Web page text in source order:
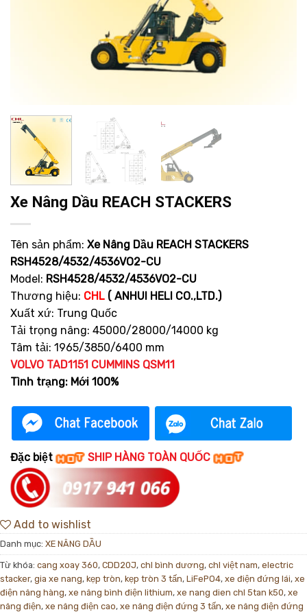
Xe Nâng Dầu REACH STACKERS
Tên sản phẩm: Xe Nâng Dầu REACH STACKERS
RSH4528/4532/4536VO2-CU
Model: RSH4528/4532/4536VO2-CU
Thương hiệu: CHL ( ANHUI HELI CO.,LTD.)
Xuất xứ: Trung Quốc
Tải trọng nâng: 45000/28000/14000 kg
Tâm tải: 1965/3850/6400 mm
VOLVO TAD1151 CUMMINS QSM11
Tình trạng: Mới 100%
Đặc biệt SHIP HÀNG TOÀN QUỐC
Add to wishlist
Danh mục: XE NÂNG DẦU
Từ khóa: cang xoay 360, CDD20J, chl bình dương, chl việt nam, electric
stacker, gia xe nang, kẹp tròn, kẹp tròn 3 tấn, LiFePO4, xe điện đứng lái, xe
điện nâng hàng, xe nâng bình điện lithium, xe nang dien chl 5tan k50, xe
nâng điện, xe nâng điện cao, xe nâng điện đứng 3 tấn, xe nâng điện đứng